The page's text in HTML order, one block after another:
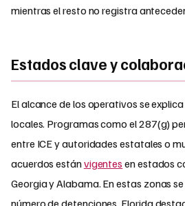
mientras el resto no registra
Estados clave y
El alcance de los operativos se
locales. Programas como el 287(g)
entre ICE y autoridades estatales o
acuerdos estánvigentes en estados
Georgia y Alabama. En estas zonas
número de detenciones. Florida